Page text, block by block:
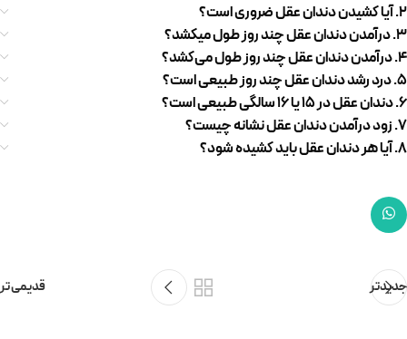
2. آیا کشیدن دندان عقل ضروری است؟
3. درآمدن دندان عقل چند روز طول میکشد؟
4. درآمدن دندان عقل چند روز طول می‌کشد؟
5. درد رشد دندان عقل چند روز طبیعی است؟
6. دندان عقل در ۱۵ یا ۱۶ سالگی طبیعی است؟
7. زود درآمدن دندان عقل نشانه چیست؟
8. آیا هر دندان عقل باید کشیده شود؟
جدیدتر قدیمی تر